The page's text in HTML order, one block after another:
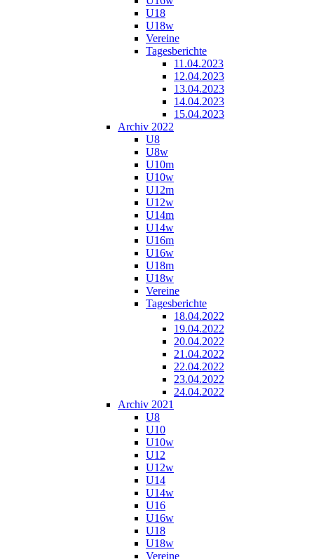
U18
U18w
Vereine
Tagesberichte
11.04.2023
12.04.2023
13.04.2023
14.04.2023
15.04.2023
Archiv 2022
U8
U8w
U10m
U10w
U12m
U12w
U14m
U14w
U16m
U16w
U18m
U18w
Vereine
Tagesberichte
18.04.2022
19.04.2022
20.04.2022
21.04.2022
22.04.2022
23.04.2022
24.04.2022
Archiv 2021
U8
U10
U10w
U12
U12w
U14
U14w
U16
U16w
U18
U18w
Vereine